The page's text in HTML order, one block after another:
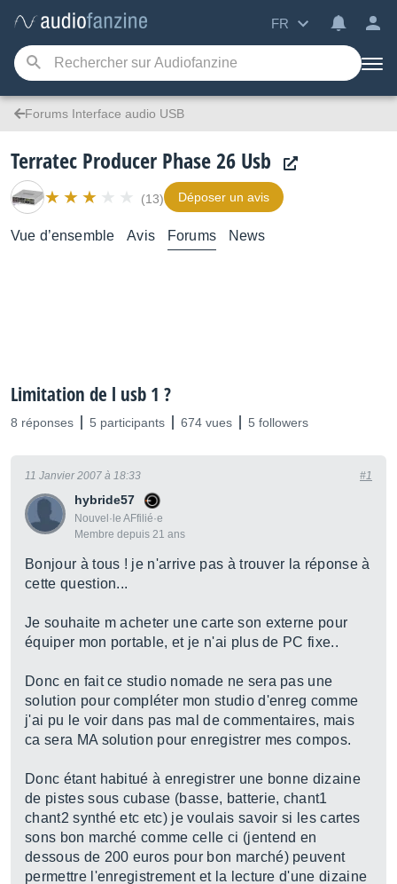
FR
Forums Interface audio USB
Terratec Producer Phase 26 Usb
(13) Déposer un avis
Vue d’ensemble Avis Forums News
Limitation de l usb 1 ?
8 réponses 5 participants 674 vues 5 followers
hybride57
Nouvel·le AFfilié·e
Membre depuis 21 ans
11 Janvier 2007 à 18:33 #1
Bonjour à tous ! je n'arrive pas à trouver la réponse à
cette question...
Je souhaite m acheter une carte son externe pour
équiper mon portable, et je n'ai plus de PC fixe..
Donc en fait ce studio nomade ne sera pas une
solution pour compléter mon studio d'enreg comme
j'ai pu le voir dans pas mal de commentaires, mais
ca sera MA solution pour enregistrer mes compos.
Donc étant habitué à enregistrer une bonne dizaine
de pistes sous cubase (basse, batterie, chant1
chant2 synthé etc etc) je voulais savoir si les cartes
sons bon marché comme celle ci (jentend en
dessous de 200 euros pour bon marché) peuvent
permettre l'enregistrement et la lecture d'une dizaine